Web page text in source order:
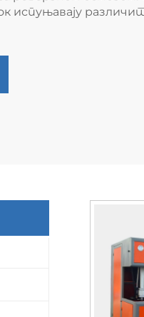
испуњавају